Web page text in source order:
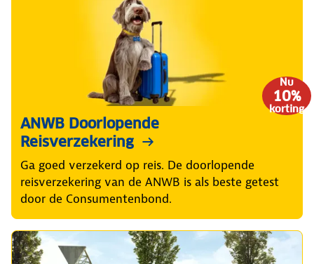
Nu
10%
korting
ANWB Doorlopende
Reisverzekering
Ga goed verzekerd op reis. De doorlopende
reisverzekering van de ANWB is als beste getest
door de Consumentenbond.